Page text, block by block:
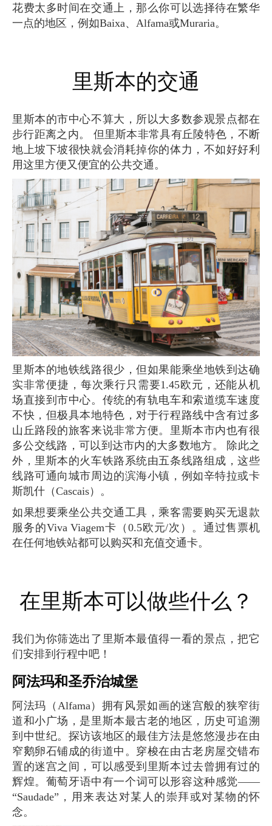
花费太多时间在交通上，那么你可以选择待在繁华
一点的地区，例如Baixa、Alfama或Muraria。
里斯本的交通
里斯本的市中心不算大，所以大多数参观景点都在
步行距离之内。 但里斯本非常具有丘陵特色，不断
地上坡下坡很快就会消耗掉你的体力，不如好好利
用这里方便又便宜的公共交通。
里斯本的地铁线路很少，但如果能乘坐地铁到达确
实非常便捷，每次乘行只需要1.45欧元，还能从机
场直接到市中心。传统的有轨电车和索道缆车速度
不快，但极具本地特色，对于行程路线中含有过多
山丘路段的旅客来说非常方便。里斯本市内也有很
多公交线路，可以到达市内的大多数地方。 除此之
外，里斯本的火车铁路系统由五条线路组成，这些
线路可通向城市周边的滨海小镇，例如辛特拉或卡
斯凯什（Cascais）。
如果想要乘坐公共交通工具，乘客需要购买无退款
服务的Viva Viagem卡（0.5欧元/次）。通过售票机
在任何地铁站都可以购买和充值交通卡。
在里斯本可以做些什么？
我们为你筛选出了里斯本最值得一看的景点，把它
们安排到行程中吧！
阿法玛和圣乔治城堡
阿法玛（Alfama）拥有风景如画的迷宫般的狭窄街
道和小广场，是里斯本最古老的地区，历史可追溯
到中世纪。探访该地区的最佳方法是悠悠漫步在由
窄鹅卵石铺成的街道中。穿梭在由古老房屋交错布
置的迷宫之间，可以感受到里斯本过去曾拥有过的
辉煌。葡萄牙语中有一个词可以形容这种感觉——
“Saudade”，用来表达对某人的崇拜或对某物的怀
念。